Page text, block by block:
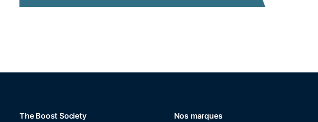
The Boost Society Nos marques